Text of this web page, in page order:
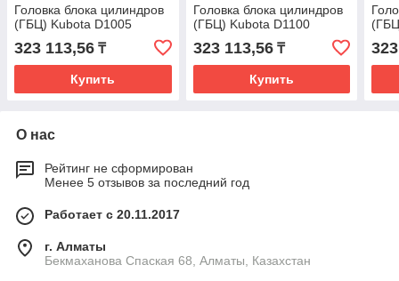
Головка блока цилиндров
(ГБЦ) Kubota D1005
323 113,56 ₸
Купить
Головка блока цилиндров
(ГБЦ) Kubota D1100
323 113,56₸
Купить
О нас
Рейтинг не сформирован
Менее 5 отзывов за последний год
Работает с 20.11.2017
г. Алматы
Бекмаханова Спаская 68, Алматы, Казахстан